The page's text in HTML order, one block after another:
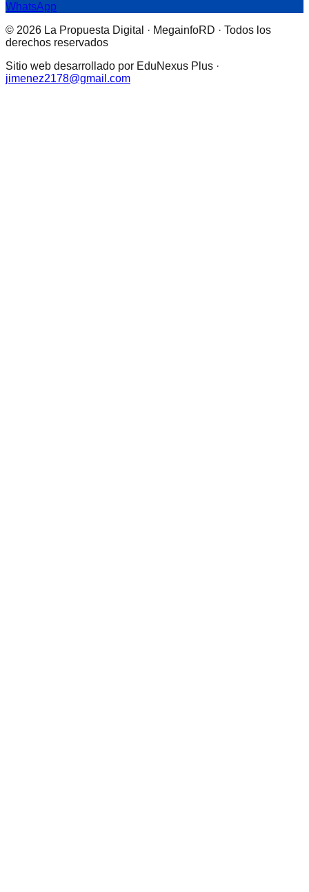
WhatsApp
© 2026 La Propuesta Digital · MegainfoRD · Todos los
derechos reservados
Sitio web desarrollado por EduNexus Plus ·
jimenez2178@gmail.com